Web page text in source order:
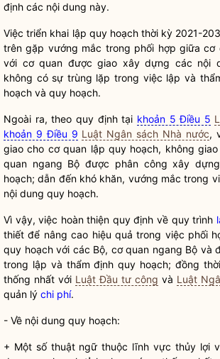
định các nội dung này.
Việc triển khai lập quyhoạch thời kỳ 2021-
trên gặp vướng mắc trong phối hợp giữa cơ
với cơ quan được giao xây dựng các nội
không có sự trùng lặp trong việc lập và
hoạch và quy hoạch.
Ngoài ra, theo quy định tại khoản 5 Điều 5
khoản 9 Điều 9 Luật Ngân sách Nhà nước,
giao cho cơ quan lập quy hoạch, không
quan ngang Bộ được phân công xây
hoạch; dẫn đến khó khăn, vướng mắc trong
nội dung quy hoạch.
Vì vậy, việc hoàn thiện quy định về quy trình
thiết để nâng cao hiệu quả trong việc phối
quy hoạch với các Bộ, cơ quan ngang Bộ và
trong lập và thẩm định quy hoạch; đồng
thống nhất với Luật Đầu tư công và Luật
quản lý chi phí.
- Về nội dung quy hoạch:
+ Một số thuật ngữ thuộc lĩnh vực thủy lợi